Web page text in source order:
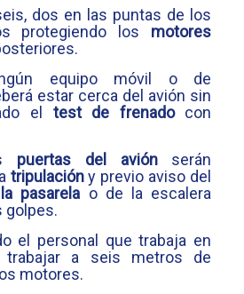
dos en las puntas de los
protegiendo los motores
equipo móvil o de
estar cerca del avión sin
el test de frenadocon
puertas del aviónserán
tripulacióny previo aviso del
pasarela o de la escalera
golpes.
el personal que trabaja en
trabajar a seis metros de
motores.